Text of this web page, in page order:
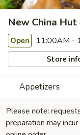
New China
Open 11:00AM -
Store
Appetizers
Please note:
preparation may incur